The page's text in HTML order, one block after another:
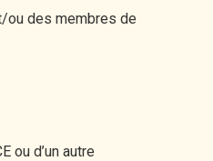
ou des membres de
ou d’un autre